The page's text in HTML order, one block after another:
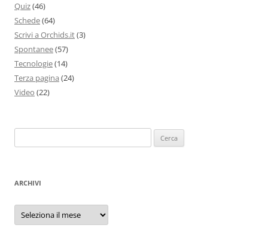
Quiz(46)
Schede(64)
Scrivi a Orchids.it(3)
Spontanee(57)
Tecnologie(14)
Terza pagina (24)
Video (22)
per:
ARCHIVI
Archivi